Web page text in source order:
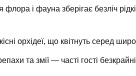
флора і фауна зберігає безліч
орхідеї, що квітнуть серед
та змії — часті гості